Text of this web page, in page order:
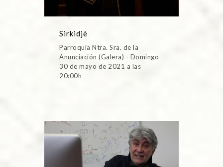
Sirkidjè
Parroquia Ntra. Sra. de la
Anunciación (Galera) - Domingo
30 de mayo de 2021 a las
20:00h